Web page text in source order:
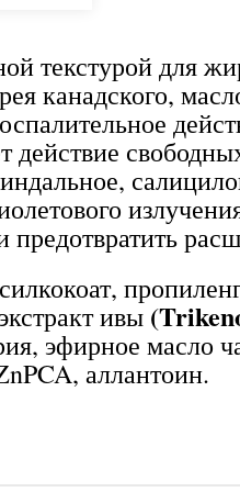
текстурой для
канадского,
предотвратить
ивы
эфирное масло
аллантоин.